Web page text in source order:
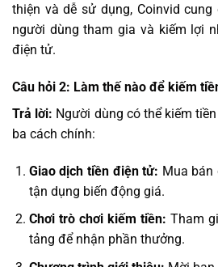
thiện và dễ sử dụng, Coinvid
người dùng tham gia và kiếm lợi
điện tử.
Câu hỏi 2: Làm thế nào để kiếm
Trả lời: Người dùng có thể kiếm
ba cách chính:
Giao dịch tiền điện tử: Mua
tận dụng biến động giá.
Chơi trò chơi kiếm tiền:Tham
tảng để nhận phần thưởng.